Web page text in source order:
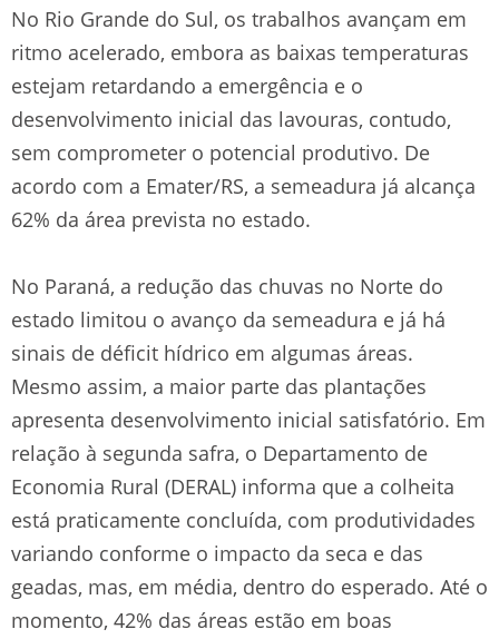
No Rio Grande do Sul, os trabalhos avançam em
ritmo acelerado, embora as baixas temperaturas
estejam retardando a emergência e o
desenvolvimento inicial das lavouras, contudo,
sem comprometer o potencial produtivo. De
acordo com a Emater/RS, a semeadura já alcança
62% da área prevista no estado.
No Paraná, a redução das chuvas no Norte do
estado limitou o avanço da semeadura e já há
sinais de déficit hídrico em algumas áreas.
Mesmo assim, a maior parte das plantações
apresenta desenvolvimento inicial satisfatório. Em
relação à segunda safra, o Departamento de
Economia Rural (DERAL) informa que a colheita
está praticamente concluída, com produtividades
variando conforme o impacto da seca e das
geadas, mas, em média, dentro do esperado. Até o
momento, 42% das áreas estão em boas